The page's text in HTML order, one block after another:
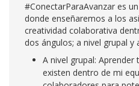
#ConectarParaAvanzar es
donde enseñaremos a los
creatividad colaborativa
dos ángulos; a nivel grupal y
A nivel grupal:
existen dentro de mi